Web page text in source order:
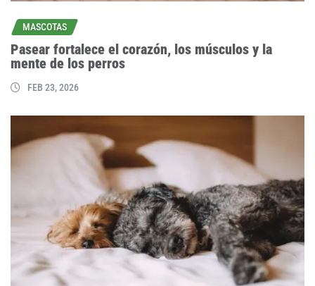
MASCOTAS
Pasear fortalece el corazón, los músculos y la
mente de los perros
FEB 23, 2026